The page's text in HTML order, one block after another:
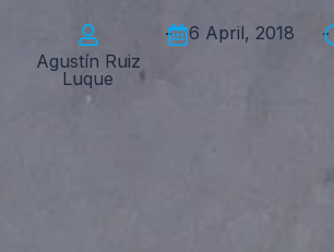
Agustín Ruiz
Luque
- 6 April, 2018 -